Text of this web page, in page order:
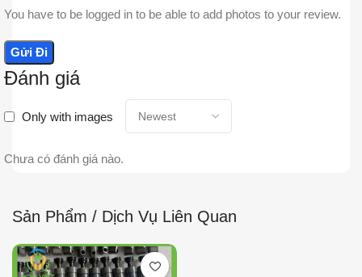
Đánh giá
Only with images
Chưa có đánh giá nào.
You have to be logged in to be able to add photos to your review.
Sản Phẩm / Dịch Vụ Liên Quan